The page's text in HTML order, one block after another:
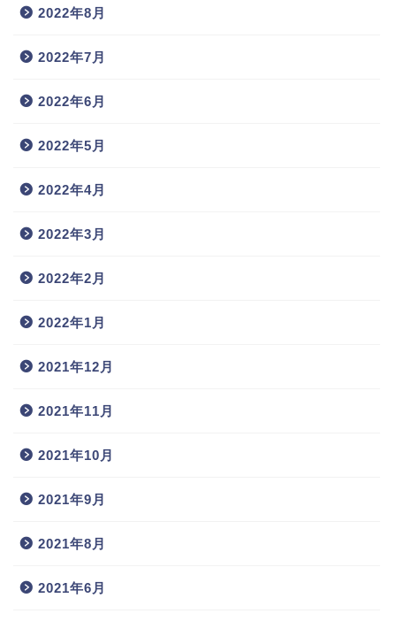
2022年8月
2022年7月
2022年6月
2022年5月
2022年4月
2022年3月
2022年2月
2022年1月
2021年12月
2021年11月
2021年10月
2021年9月
2021年8月
2021年6月